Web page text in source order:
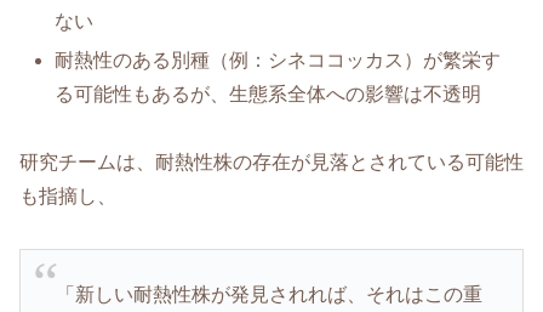
ない
耐熱性のある別種（例：シネココッカス）が繁栄す
る可能性もあるが、生態系全体への影響は不透明
研究チームは、耐熱性株の存在が見落とされている可能性
も指摘し、
「新しい耐熱性株が発見されれば、それはこの重